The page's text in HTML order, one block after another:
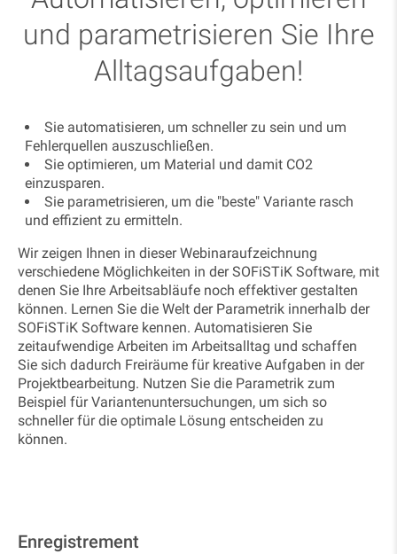
und parametrisieren Sie Ihre
Alltagsaufgaben!
Sie automatisieren, um schneller zu sein und um
Fehlerquellen auszuschließen.
Sie optimieren, um Material und damit CO2
einzusparen.
Sie parametrisieren, um die "beste" Variante rasch
und effizient zu ermitteln.
Wir zeigen Ihnen in dieser Webinaraufzeichnung
verschiedene Möglichkeiten in der SOFiSTiK Software, mit
denen Sie Ihre Arbeitsabläufe noch effektiver gestalten
können. Lernen Sie die Welt der Parametrik innerhalb der
SOFiSTiK Software kennen. Automatisieren Sie
zeitaufwendige Arbeiten im Arbeitsalltag und schaffen
Sie sich dadurch Freiräume für kreative Aufgaben in der
Projektbearbeitung. Nutzen Sie die Parametrik zum
Beispiel für Variantenuntersuchungen, um sich so
schneller für die optimale Lösung entscheiden zu
können.
Enregistrement